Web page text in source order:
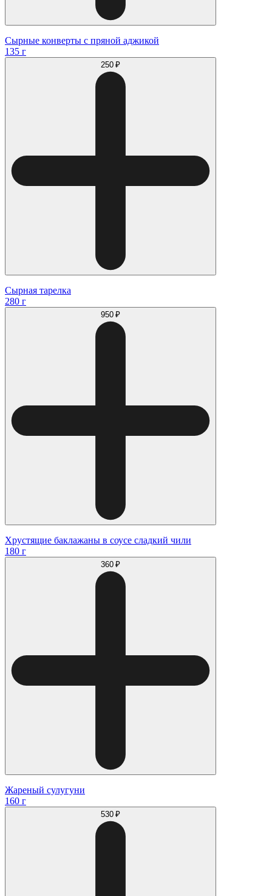
Сырные конверты с пряной аджикой
135 г
250 ₽
Сырная тарелка
280 г
950 ₽
Хрустящие баклажаны в соусе сладкий чили
180 г
360 ₽
Жареный сулугуни
160 г
530 ₽